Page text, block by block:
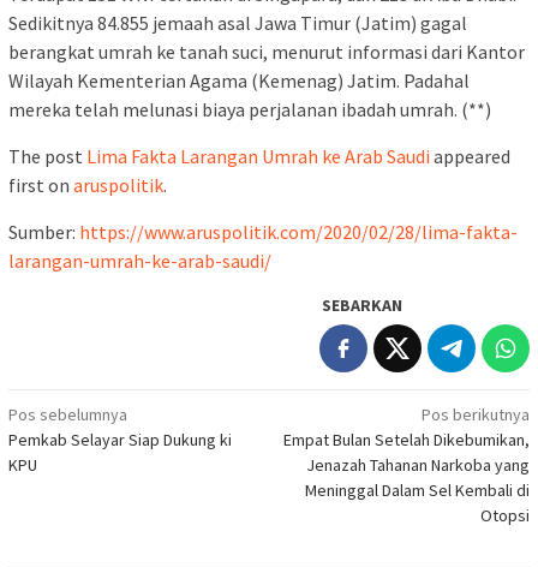
Sedikitnya 84.855 jemaah asal Jawa Timur (Jatim) gagal
berangkat umrah ke tanah suci, menurut informasi dari Kantor
Wilayah Kementerian Agama (Kemenag) Jatim. Padahal
mereka telah melunasi biaya perjalanan ibadah umrah. (**)
The post Lima Fakta Larangan Umrah ke Arab Saudi appeared
first on aruspolitik.
Sumber: https://www.aruspolitik.com/2020/02/28/lima-fakta-
larangan-umrah-ke-arab-saudi/
SEBARKAN
Navigasi
pos
Pos sebelumnya
Pemkab Selayar Siap Dukung ki
KPU
Pos berikutnya
Empat Bulan Setelah Dikebumikan,
Jenazah Tahanan Narkoba yang
Meninggal Dalam Sel Kembali di
Otopsi